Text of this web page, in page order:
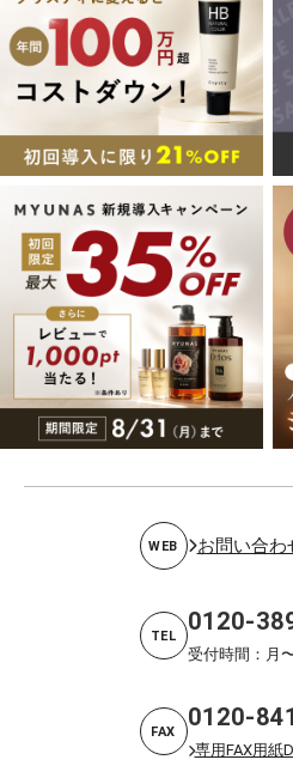
WEB お問い合わ
TEL 0120-
受付時間：月
FAX 0120-
専用FAX用紙